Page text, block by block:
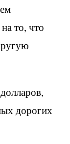
то, что
дорогих